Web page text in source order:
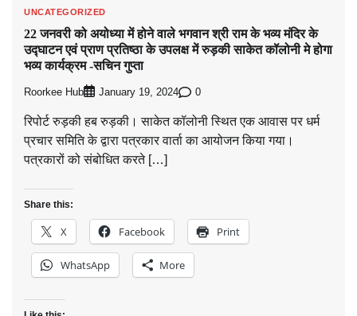
UNCATEGORIZED
22 जनवरी को अयोध्या में होने वाले भगवान श्री राम के भव्य मंदिर के
उद्घाटन एवं प्राण प्रतिष्ठा के उपलक्ष में रुड़की साकेत कॉलोनी मे होगा
भव्य कार्यक्रम -सचिन गुप्ता
Roorkee Hub January 19, 2024 0
रिपोर्ट रुड़की हब रुड़की। साकेत कॉलोनी स्थित एक आवास पर धर्म
प्रचार समिति के द्वारा पत्रकार वार्ता का आयोजन किया गया।
पत्रकारों को संबोधित करते […]
Share this:
X Facebook Print
WhatsApp More